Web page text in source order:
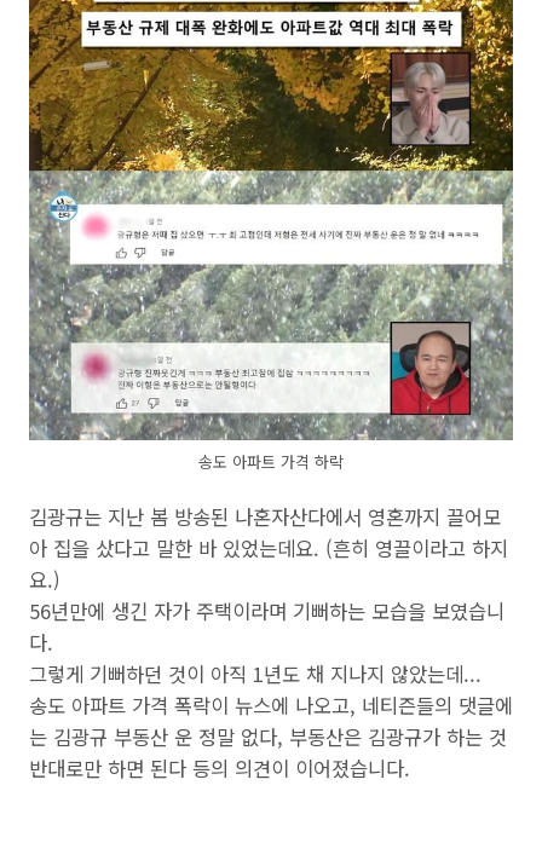
송도 아파트 가격 하락
김광규는 지난 봄 방송된 나혼자산다에서 영혼까지 끌어모
아 집을 샀다고 말한 바 있었는데요. (흔히 영끌이라고 하지
요.)
56년만에 생긴 자가 주택이라며 기뻐하는 모습을 보였습니
다.
그렇게 기뻐하던 것이 아직 1년도 채 지나지 않았는데...
송도 아파트 가격 폭락이 뉴스에 나오고, 네티즌들의 댓글에
는 김광규 부동산 운 정말 없다, 부동산은 김광규가 하는 것
반대로만 하면 된다 등의 의견이 이어졌습니다.